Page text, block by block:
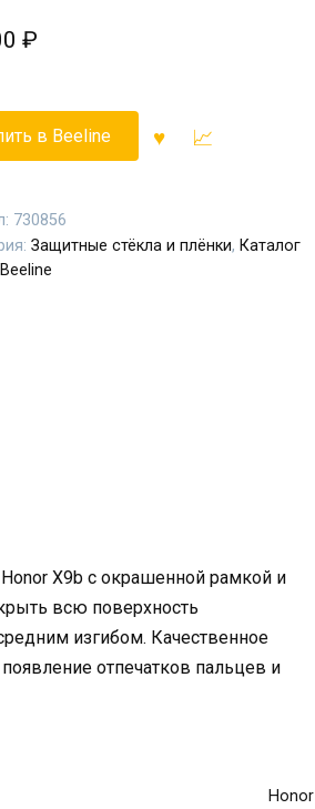
₽
в Beeline
730856
Защитные стёкла и плёнки, Каталог
Beeline
X9b с окрашенной рамкой и
всю поверхность
изгибом. Качественное
отпечатков пальцев и
Honor